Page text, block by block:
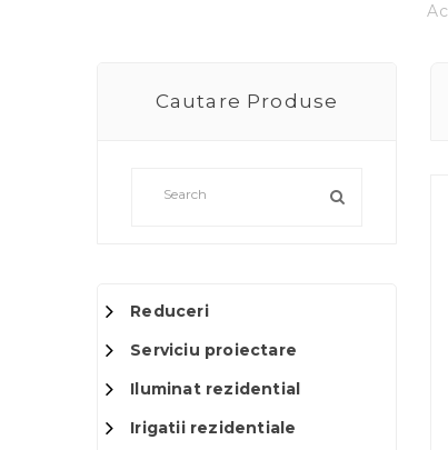
Cautare Produse
Reduceri
Serviciu proiectare
Iluminat rezidential
Irigatii rezidentiale